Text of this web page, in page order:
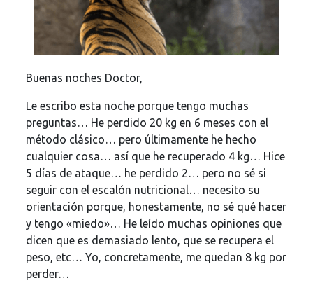
Buenas noches Doctor,
Le escribo esta noche porque tengo muchas
preguntas… He perdido 20 kg en 6 meses con el
método clásico… pero últimamente he hecho
cualquier cosa… así que he recuperado 4 kg… Hice
5 días de ataque… he perdido 2… pero no sé si
seguir con el escalón nutricional… necesito su
orientación porque, honestamente, no sé qué hacer
y tengo «miedo»… He leído muchas opiniones que
dicen que es demasiado lento, que se recupera el
peso, etc… Yo, concretamente, me quedan 8 kg por
perder…